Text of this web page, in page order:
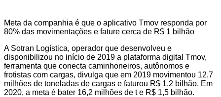
Meta da companhia é que o aplicativo Tmov responda por
80% das movimentações e fature cerca de R$ 1 bilhão
A Sotran Logística, operador que desenvolveu e
disponibilizou no início de 2019 a plataforma digital Tmov,
ferramenta que conecta caminhoneiros, autônomos e
frotistas com cargas, divulga que em 2019 movimentou 12,7
milhões de toneladas de cargas e faturou R$ 1,2 bilhão. Em
2020, a meta é bater 16,2 milhões de t e R$ 1,5 bilhão.